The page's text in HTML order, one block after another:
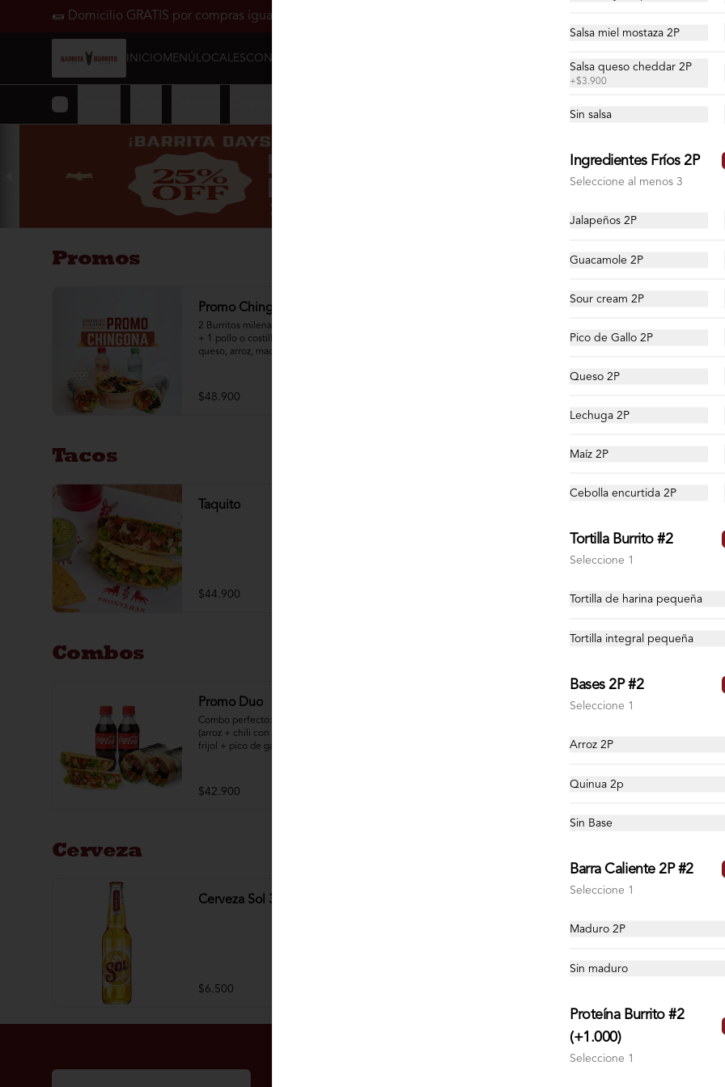
🌯 Domicilio GRATIS por compras iguales o superiores a $80.000 🛵 (No aplica sede San Andrés)
INICIO MENÚ LOCALESCONTÁCTANOS
Promos
Promo Chingona
2 Burritos milenarios (chili con carne
+ 1 pollo o costilla, guacamole,
queso, arroz, madurito, pico de gallo,
ml
$48.900
Tacos
Taquito
$44.900
Combos
Promo Duo
Combo perfecto: 2 mini burritos
(arroz + chili con carne o pollo +
frijol + pico de gallo + madurito +
salsa) + 2 bebidas 250 mL
$42.900
Promo Tex
frijol + pico de gallo + madurito +
Cerveza
Cerveza Sol 330 ML
$6.500
Salsa miel mostaza 2P
Salsa queso cheddar 2P
+$3.900
Sin salsa
Ingredientes Fríos 2P
Seleccione al menos 3
Jalapeños 2P
Guacamole 2P
Sour cream 2P
Pico de Gallo 2P
Queso 2P
Lechuga 2P
Maíz 2P
Cebolla encurtida 2P
Tortilla Burrito #2
Seleccione 1
Tortilla de harina pequeña
Tortilla integral pequeña
Bases 2P #2
Seleccione 1
Arroz 2P
Quinua 2p
Sin Base
Barra Caliente 2P #2
Seleccione 1
Maduro 2P
Sin maduro
Proteína Burrito #2
(+1.000)
Seleccione 1